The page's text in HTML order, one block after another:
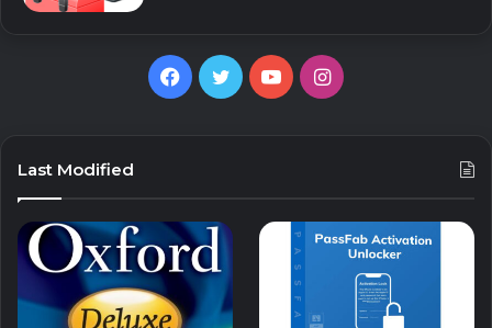
Facebook
TwitterYouTubeInstagram
Last Modified